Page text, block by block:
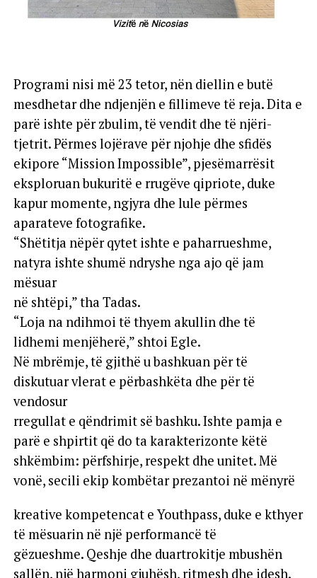
Programi nisi më 23 tetor, nën diellin e butë
mesdhetar dhe ndjenjën e fillimeve të reja. Dita e
parë ishte për zbulim, të vendit dhe të njëri-
tjetrit. Përmes lojërave për njohje dhe sfidës
ekipore “Mission Impossible”, pjesëmarrësit
eksploruan bukuritë e rrugëve qipriote, duke
kapur momente, ngjyra dhe lule përmes
aparateve fotografike.
“Shëtitja nëpër qytet ishte e paharrueshme,
natyra ishte shumë ndryshe nga ajo që jam
mësuar
në shtëpi,” tha Tadas.
“Loja na ndihmoi të thyem akullin dhe të
lidhemi menjëherë,” shtoi Egle.
Në mbrëmje, të gjithë u bashkuan për të
diskutuar vlerat e përbashkëta dhe për të
vendosur
rregullat e qëndrimit së bashku. Ishte pamja e
parë e shpirtit që do ta karakterizonte këtë
shkëmbim: përfshirje, respekt dhe unitet. Më
vonë, secili ekip kombëtar prezantoi në mënyrë
kreative kompetencat e Youthpass, duke e kthyer
të mësuarin në një performancë të
gëzueshme. Qeshje dhe duartrokitje mbushën
sallën, një harmoni gjuhësh, ritmesh dhe idesh.